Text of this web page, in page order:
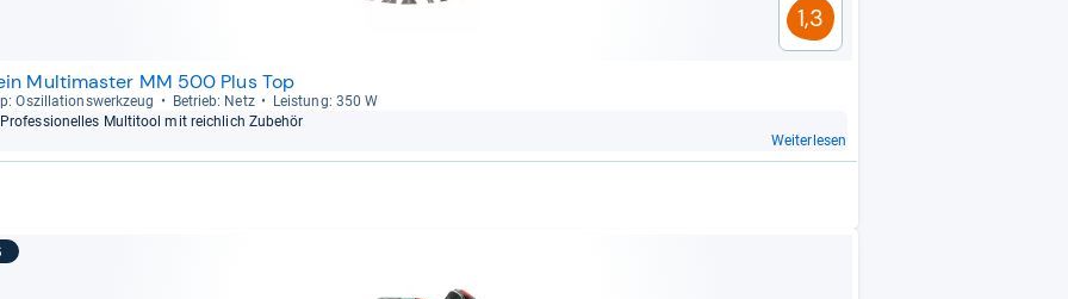
1,3
Multimaster MM 500 Plus Top
Oszil­la­ti­ons­werk­zeug Betrieb: Netz
Leis­tung: 350 W
Pro­fes­sio­nel­les Mul­ti­tool mit reich­lich Zube­hör
Weiterlesen